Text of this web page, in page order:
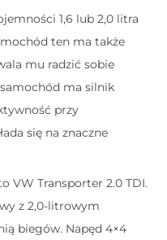
1,6 lub 2,0 litra
ten ma także
mu radzić sobie
ma silnik
przy
się na znaczne
VW Transporter 2.0 TDI.
z 2,0-litrowym
biegów. Napęd 4×4